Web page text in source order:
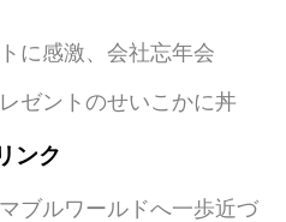
に感激、会社忘年会
ゼントのせいこかに丼
ンク
ブルワールドへ一歩近づ